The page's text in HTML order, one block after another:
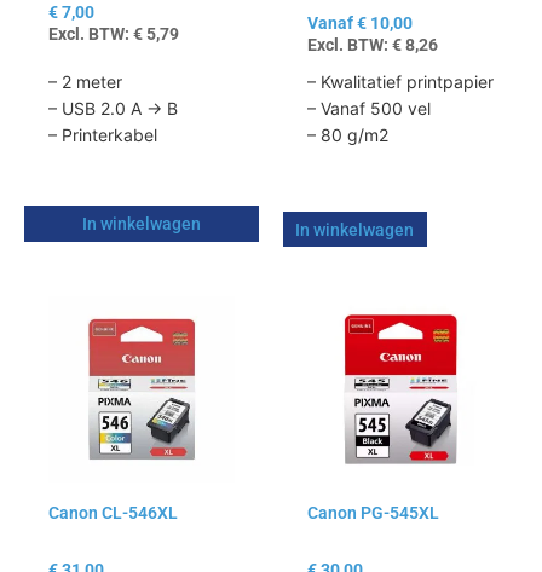
€7,00
Excl. BTW: €5,79
– 2 meter
– USB 2.0 A -> B
– Printerkabel
In winkelwagen
Vanaf€ 10,00
Excl. BTW: €8,26
– Kwalitatief printpapier
– Vanaf 500 vel
– 80 g/m2
In winkelwagen
productpagina
Canon CL-546XL Canon PG-545XL